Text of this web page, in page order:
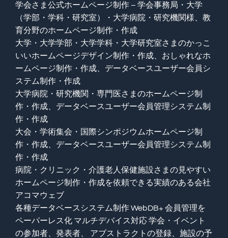
学会さま公式ホームページ制作 – 学会事務局・大学
（学部・学科・研究室）・大学病院・研究機関様、教
育分野のホームページ制作・作成
大学・大学学部・大学学科・大学研究室さまのかっこ
いいホームページデザイン制作・作成、おしゃれなホ
ームページ制作・作成、データベースユーザー会員シ
ステム制作・作成
大学病院・研究機関・専門医さまのホームページ制
作・作成、データベースユーザー会員管理システム制
作・作成
大会・学術集会・国際シンポジウムホームページ制
作・作成、データベースユーザー会員管理システム制
作・作成
病院・クリニック・介護老人保健施設さまの見やすい
ホームページ制作・作成を依頼できる実績のある会社
アコマウェブ
各種データベースシステム制作 WebDB+ 会員管理を
ペーパーレス化 マルチデバイス対応 学会・イベント
の参加者、発表者、 アブストラクトの登録、施設の予